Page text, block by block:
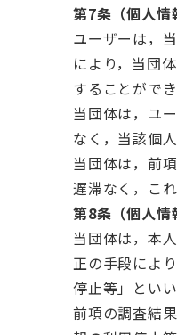
第7条（個人情
ユーザーは，
により，当団
することができ
当団体は，ユ
なく，当該個
当団体は，前
遅滞なく，こ
第8条（個人情
当団体は，本
正の手段によ
停止等」とい
前項の調査結